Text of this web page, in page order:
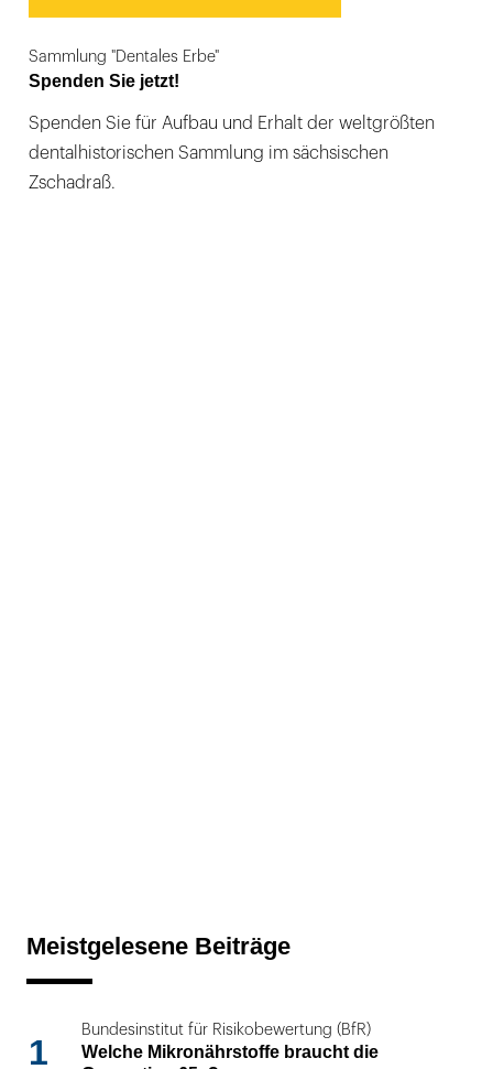
Sammlung "Dentales Erbe"
Spenden Sie jetzt!
Spenden Sie für Aufbau und Erhalt der weltgrößten
dentalhistorischen Sammlung im sächsischen
Zschadraß.
Meistgelesene Beiträge
1
Bundesinstitut für Risikobewertung (BfR)
Welche Mikronährstoffe braucht die